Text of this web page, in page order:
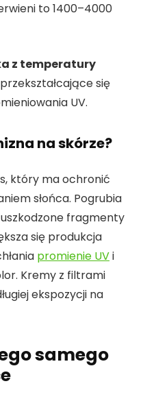
to 1400–4000
z temperatury
się
UV.
na skórze?
który ma ochronić
słońca. Pogrubia
fragmenty
się produkcja
promienie UVi
Kremy z filtrami
ekspozycji na
samego